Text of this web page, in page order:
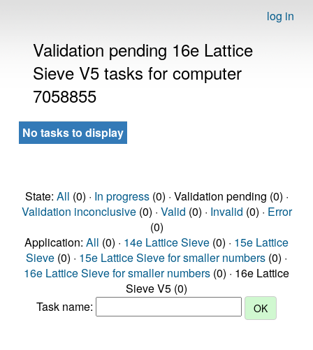
log in
Validation pending 16e Lattice
Sieve V5 tasks for computer
7058855
No tasks to display
State: All (0) · In progress(0) · Validation pending (0) ·
Validation inconclusive(0) · Valid (0) · Invalid (0) · Error
(0)
Application: All (0) · 14e Lattice Sieve (0) · 15e Lattice
Sieve (0) · 15e Lattice Sieve for smaller numbers (0) ·
16e Lattice Sieve for smaller numbers (0) · 16e Lattice
Sieve V5 (0)
Task name: